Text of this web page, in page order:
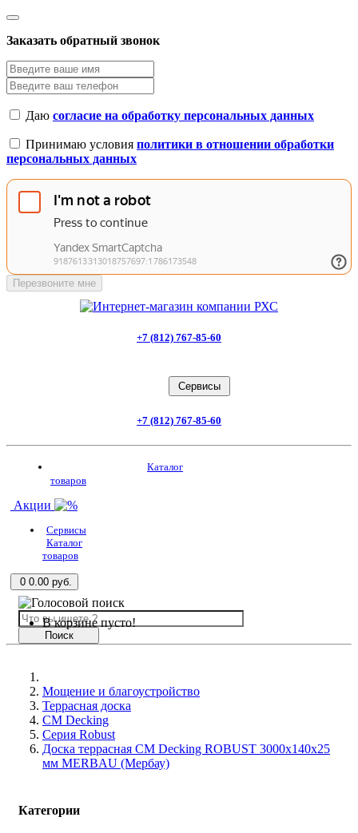
Заказать обратный звонок
Даю согласие на обработку персональных данных
Принимаю условия политики в отношении обработки
персональных данных
Перезвоните мне
+7 (812) 767-85-60
Cервисы
+7 (812) 767-85-60
Каталог
товаров
Акции
Сервисы
Каталог
товаров
0 0.00 руб.
В корзине пусто!
Поиск
Мощение и благоустройство
Террасная доска
CM Decking
Серия Robust
Доска террасная CM Decking ROBUST 3000х140х25
мм MERBAU (Мербау)
Категории